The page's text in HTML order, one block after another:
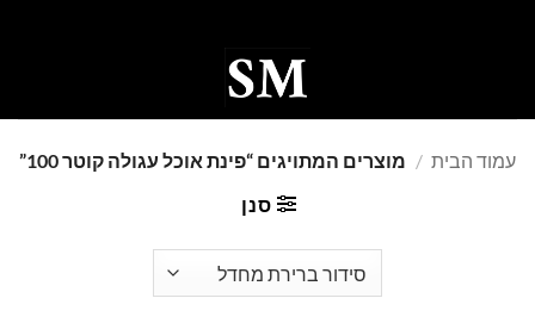
עמוד הבית / מוצרים המתויגים “פינת אוכל עגולה קוטר 100”
סנן